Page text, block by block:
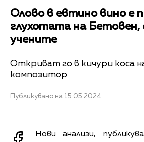
Олово в евтино вино е
глухотата на Бетовен,
учените
Откриват го в кичури коса
композитор
Публикувано на 15.05.2024
Нови анализи,